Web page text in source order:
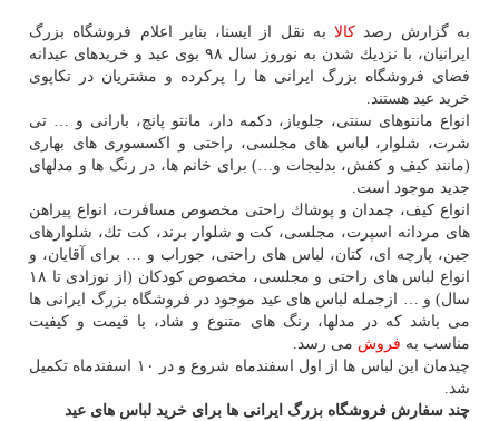
به گزارش رصد كالابه نقل از ایسنا، بنابر اعلام فروشگاه بزرگ
ایرانیان، با نزدیك شدن به نوروز سال ۹۸ بوی عید و خریدهای عیدانه
فضای فروشگاه بزرگ ایرانی ها را پركرده و مشتریان در تكاپوی
خرید عید هستند.
انواع مانتوهای سنتی، جلوباز، دكمه دار، مانتو پانچ، بارانی و … تی
شرت، شلوار، لباس های مجلسی، راحتی و اكسسوری های بهاری
(مانند كیف و كفش، بدلیجات و…) برای خانم ها، در رنگ ها و مدلهای
جدید موجود است.
انواع كیف، چمدان و پوشاك راحتی مخصوص مسافرت، انواع پیراهن
های مردانه اسپرت، مجلسی، كت و شلوار برند، كت تك، شلوارهای
جین، پارچه ای، كتان، لباس های راحتی، جوراب و … برای آقایان، و
انواع لباس های راحتی و مجلسی، مخصوص كودكان (از نوزادی تا ۱۸
سال) و … ازجمله لباس های عید موجود در فروشگاه بزرگ ایرانی ها
می باشد كه در مدلها، رنگ های متنوع و شاد، با قیمت و كیفیت
مناسب به فروش می رسد.
چیدمان این لباس ها از اول اسفندماه شروع و در ۱۰ اسفندماه تكمیل
شد.
چند سفارش فروشگاه بزرگ ایرانی ها برای خرید لباس های عید